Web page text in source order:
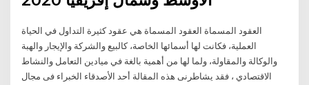
العقود المسماة العقود المسماة هي عقود كثيرة التداول في الحياة
العملية، فكانت لها أسمائها الخاصة، كالبيع والشركة والإيجار والهبة
والوكالة والمقاولة، ولما لها من أهمية بالغة في ميادين التعامل والنشاط
الاقتصادي ، فقد يشاطرنى هذه المقالة أحد الأصدقاء الخبراء فى مجال